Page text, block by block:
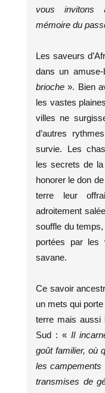
vous invitons
mémoire du
Les saveurs
dans un
brioche ». Bien
les vastes
villes ne
d’autres
survie. Les
les secrets de
honorer le don
terre leur
adroitement
souffle du
portées par
savane.
Ce savoir
un mets qui
terre mais aussi
Sud : « Il
goût familier, où
les campements
transmises de